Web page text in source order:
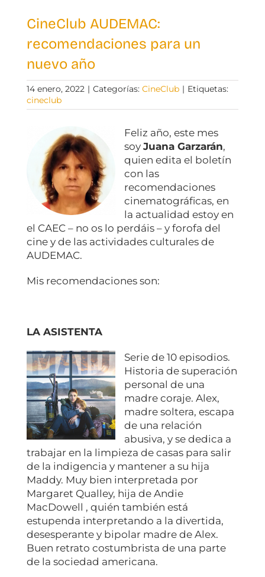
CineClub AUDEMAC:
recomendaciones para un
nuevo año
14 enero, 2022 | Categorías: CineClub | Etiquetas:
cineclub
Feliz año, este mes
soy Juana Garzarán,
quien edita el boletín
con las
recomendaciones
cinematográficas, en
la actualidad estoy en
el CAEC – no os lo perdáis – y forofa del
cine y de las actividades culturales de
AUDEMAC.
Mis recomendaciones son:
LA ASISTENTA
Serie de 10 episodios.
Historia de superación
personal de una
madre coraje. Alex,
madre soltera, escapa
de una relación
abusiva, y se dedica a
trabajar en la limpieza de casas para salir
de la indigencia y mantener a su hija
Maddy. Muy bien interpretada por
Margaret Qualley, hija de Andie
MacDowell , quién también está
estupenda interpretando a la divertida,
desesperante y bipolar madre de Alex.
Buen retrato costumbrista de una parte
de la sociedad americana.